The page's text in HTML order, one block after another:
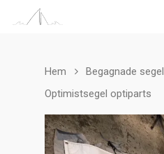
Hem Begagnade segel
Optimistsegel optiparts